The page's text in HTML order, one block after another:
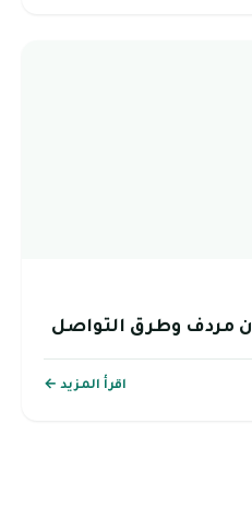
مردف وطرق التواصل
اقرأ المزيد ←